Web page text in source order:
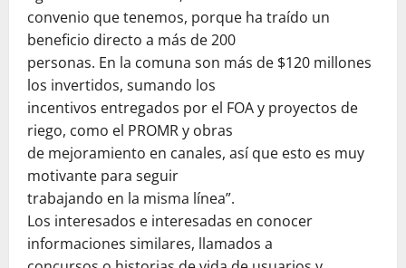
convenio que tenemos, porque ha traído un
beneficio directo a más de 200
personas. En la comuna son más de $120 millones
los invertidos, sumando los
incentivos entregados por el FOA y proyectos de
riego, como el PROMR y obras
de mejoramiento en canales, así que esto es muy
motivante para seguir
trabajando en la misma línea”.
Los interesados e interesadas en conocer
informaciones similares, llamados a